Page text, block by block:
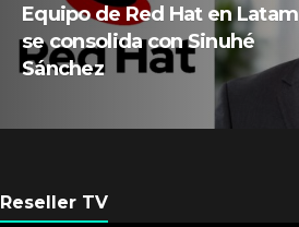
Equipo de Red Hat en Latam
se consolida con Sinuhé
Sánchez
Reseller TV